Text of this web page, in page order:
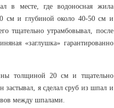
в месте, где водоносная жила
см и глубиной около 40-50 см и
тщательно утрамбовывал, после
«заглушка» гарантированно
толщиной 20 см и тщательно
застывал, я сделал сруб из шпал и
между шпалами.